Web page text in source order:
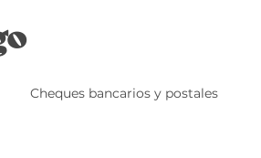
Cheques bancarios y postales